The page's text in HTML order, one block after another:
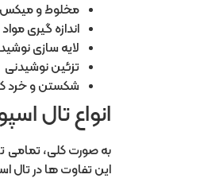
مخلوط و میکس
اندازه گیری
لایه سازی
تزئین نوشیدنی
شکستن و خرد
انواع تال
به صورت کلی، تمامی
این تفاوت ها در تال